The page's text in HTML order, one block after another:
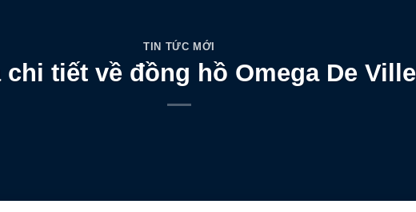
TIN TỨC MỚI
tiết về đồng hồ Omega De Ville